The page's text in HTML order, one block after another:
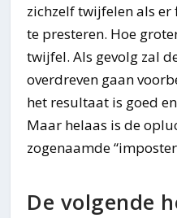
zichzelf twijfelen als
te presteren. Hoe
twijfel. Als gevolg zal
overdreven gaan
het resultaat is goed
Maar helaas is de
zogenaamde
De volgende